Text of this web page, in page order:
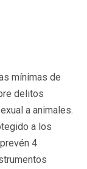
mínimas de
delitos
a animales.
a los
4